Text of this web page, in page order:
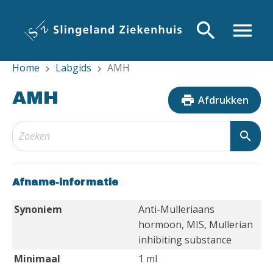
inhoud
menu
search
Home chevron_right Labgids chevron_right AMH
AMH print Afdrukken
search
Afname-informatie
Synoniem
Anti-Mulleriaans
hormoon, MIS, Mullerian
inhibiting substance
Minimaal
1 ml